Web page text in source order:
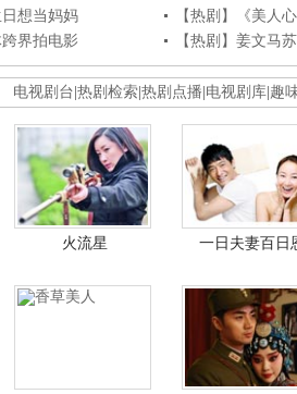
日想当妈妈
【热剧】《美人
跨界拍电影
【热剧】姜文马
电视剧台 热剧检索 热剧点播 电视剧库 趣
火流星 一日夫妻百日